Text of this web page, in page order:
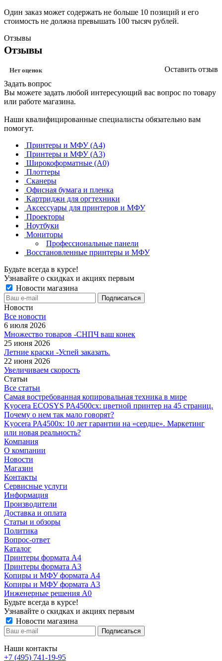
Один заказ может содержать не больше 10 позиций и его
стоимость не должна превышать 100 тысяч рублей.
Отзывы
Отзывы
Нет оценок
Оставить отзыв
Задать вопрос
Вы можете задать любой интересующий вас вопрос по товару
или работе магазина.
Наши квалифицированные специалисты обязательно вам
помогут.
Принтеры и МФУ (А4)
Принтеры и МФУ (А3)
Широкоформатные (А0)
Плоттеры
Сканеры
Офисная бумага и пленка
Картриджи для оргтехники
Аксессуары для принтеров и МФУ
Проекторы
Ноутбуки
Мониторы
Профессиональные панели
Восстановленные принтеры и МФУ
Будьте всегда в курсе!
Узнавайте о скидках и акциях первым
Новости магазина
Новости
Все новости
6 июля 2026
Множество товаров -СНПЧ ваш конек
25 июня 2026
Летние краски -Успей заказать.
22 июня 2026
Увеличиваем скорость
Статьи
Все статьи
Самая востребованная копировальная техника в мире
Kyocera ECOSYS PA4500cx: цветной принтер на 45 страниц.
Почему о нем так мало говорят?
Kyocera PA4500x: 10 лет гарантии на «сердце». Маркетинг
или новая реальность?
Компания
О компании
Новости
Магазин
Контакты
Сервисные услуги
Информация
Производители
Доставка и оплата
Статьи и обзоры
Политика
Вопрос-ответ
Каталог
Принтеры формата А4
Принтеры формата А3
Копиры и МФУ формата А4
Копиры и МФУ формата А3
Инженерные решения А0
Будьте всегда в курсе!
Узнавайте о скидках и акциях первым
Новости магазина
Наши контакты
+7 (495) 741-19-95